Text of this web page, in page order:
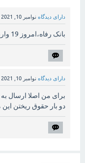
دارای دیدگاه نوامبر 10, 2021
بانک رفاه،امروز 19 واریز نکردن
دارای دیدگاه نوامبر 10, 2021
برای من اصلا ارسال
دو بار حقوق ریختن این